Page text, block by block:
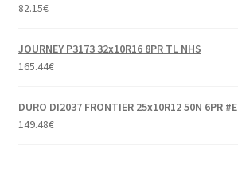
82.15€
JOURNEY P3173 32x10R16 8PR TL NHS
165.44€
DURO DI2037 FRONTIER 25x10R12 50N 6PR #E
149.48€